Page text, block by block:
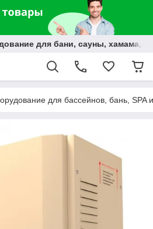
для бани, сауны, хамама,
для бассейнов, бань, SPA